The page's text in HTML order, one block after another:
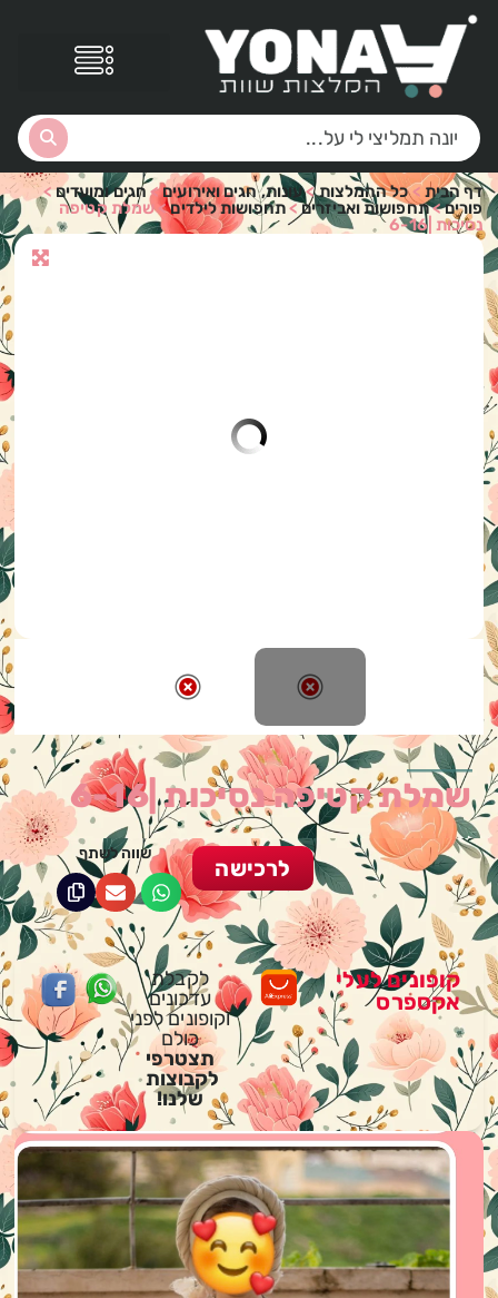
דף הבית>כל ההמלצות>עונות, חגים ואירועים> חגים ומועדים>
פורים>תחפושות ואביזרים>תחפושות לילדים>שמלת קטיפה
נסיכות |6-16
שמלת קטיפה נסיכות |6-16
שווה לשתף
לרכישה
לקבלת
עדכונים
וקופונים לפני
כולם
תצטרפי
לקבוצות
שלנו!
קופונים לעלי
אקספרס